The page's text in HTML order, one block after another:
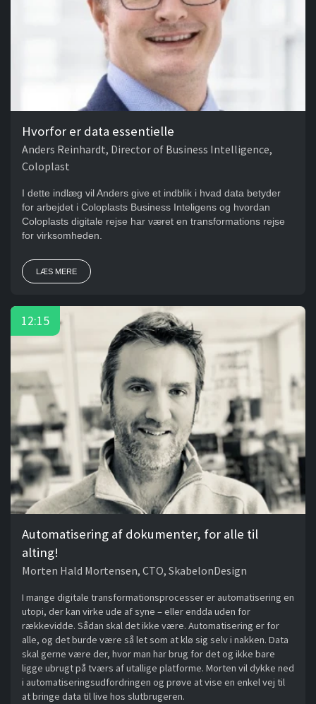
Hvorfor er data essentielle
Anders Reinhardt, Director of Business Intelligence,
Coloplast
I dette indlæg vil Anders give et indblik i hvad data betyder
for arbejdet i Coloplasts Business Inteligens og hvordan
Coloplasts digitale rejse har været en transformations rejse
for virksomheden.
LÆS MERE
Automatisering af dokumenter, for alle til
alting!
Morten Hald Mortensen, CTO, SkabelonDesign
I mange digitale transformationsprocesser er automatisering en
utopi, der kan virke ude af syne – eller endda uden for
rækkevidde. Sådan skal det ikke være. Automatisering er for
alle, og det burde være så let som at klø sig selv i nakken. Data
skal gerne være der, hvor man har brug for det og ikke bare
ligge ubrugt på tværs af utallige platforme. Morten vil dykke ned
i automatiseringsudfordringen og prøve at vise en enkel vej til
at bringe data til live hos slutbrugeren.
12:15